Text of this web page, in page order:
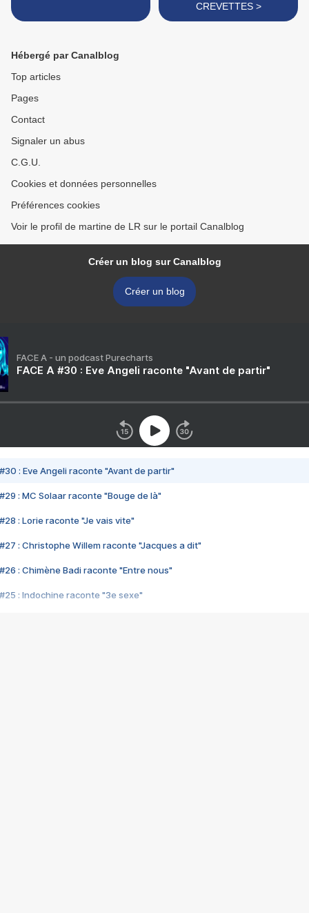
CREVETTES >
Hébergé par Canalblog
Top articles
Pages
Contact
Signaler un abus
C.G.U.
Cookies et données personnelles
Préférences cookies
Voir le profil de martine de LR sur le portail Canalblog
Créer un blog sur Canalblog
Créer un blog
FACE A - un podcast Purecharts
FACE A #30 : Eve Angeli raconte "Avant de partir"
#30 : Eve Angeli raconte "Avant de partir"
#29 : MC Solaar raconte "Bouge de là"
#28 : Lorie raconte "Je vais vite"
#27 : Christophe Willem raconte "Jacques a dit"
#26 : Chimène Badi raconte "Entre nous"
#25 : Indochine raconte "3e sexe"